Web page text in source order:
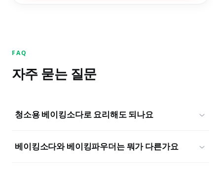
FAQ
자주 묻는 질문
청소용 베이킹소다로 요리해도 되나요
베이킹소다와 베이킹파우더는 뭐가 다른가요